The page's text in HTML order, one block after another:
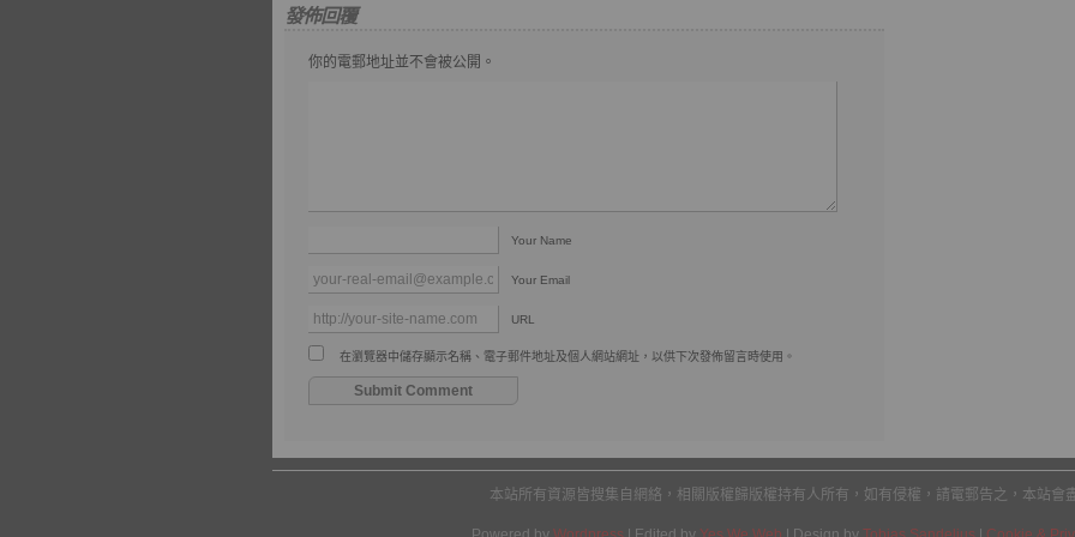
發佈回覆
你的電郵地址並不會被公開。
Your Name
Your Email
URL
在瀏覽器中儲存顯示名稱、電子郵件地址及個人網站網址，以供下次發佈留言時使用。
本站所有資源皆搜集自網絡，相關版權歸版權持有人所有，如有侵權，請電郵告之，本站會